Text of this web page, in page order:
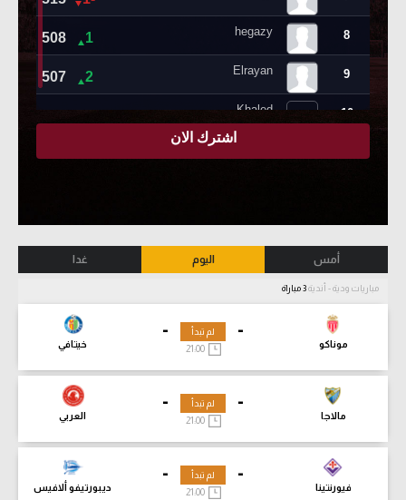
أمس اليوم غدا
مباريات ودية - أندية
-
موناكو
-
خيتافي
لم تبدأ
21:00
-
مالاجا
-
العربي
لم تبدأ
21:00
-
فيورنتينا
-
ديبورتيفو ألافيس
لم تبدأ
21:00